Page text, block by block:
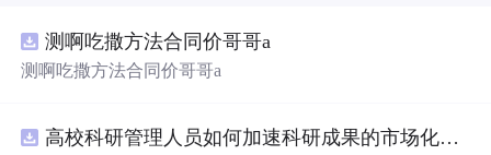
测啊吃撒方法合同价哥哥a
测啊吃撒方法合同价哥哥a
高校科研管理人员如何加速科研成果的市场化转化？.docx